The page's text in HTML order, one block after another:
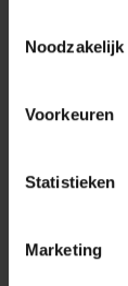
Noodzakelijk
Voorkeuren
Statistieken
Marketing
Artecta |